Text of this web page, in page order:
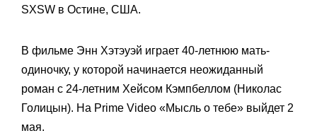
SXSW в Остине, США.
В фильме Энн Хэтэуэй играет 40-летнюю мать-
одиночку, у которой начинается неожиданный
роман с 24-летним Хейсом Кэмпбеллом (Николас
Голицын). На Prime Video «Мысль о тебе» выйдет 2
мая.